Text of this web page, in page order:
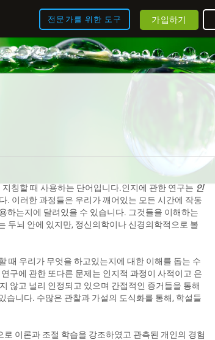
전문가를 위한 도구 가입하기
칭할 때 사용하는 단어입니다.인지에 관한 연구는 인
. 이러한 과정들은 우리가 깨어있는 모든 시간에 작동
하는지에 달려있을 수 있습니다. 그것들을 이해하는
두뇌 안에 있지만, 정신의학이나 신경의학적으로 볼
때 우리가 무엇을 하고있는지에 대한 이해를 돕는 수
구에 관한 또다른 문제는 인지적 과정이 사적이고 은
않고 널리 인정되고 있으며 간접적인 증거들을 통해
습니다. 수많은 관찰과 가설의 도식화를 통해, 학설들
이론과 조절 학습을 강조하였고 관측된 개인의 경험